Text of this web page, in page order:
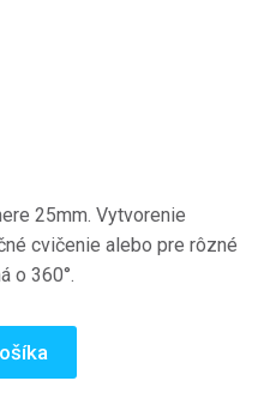
25mm. Vytvorenie
cvičenie alebo pre rôzné
o 360°.